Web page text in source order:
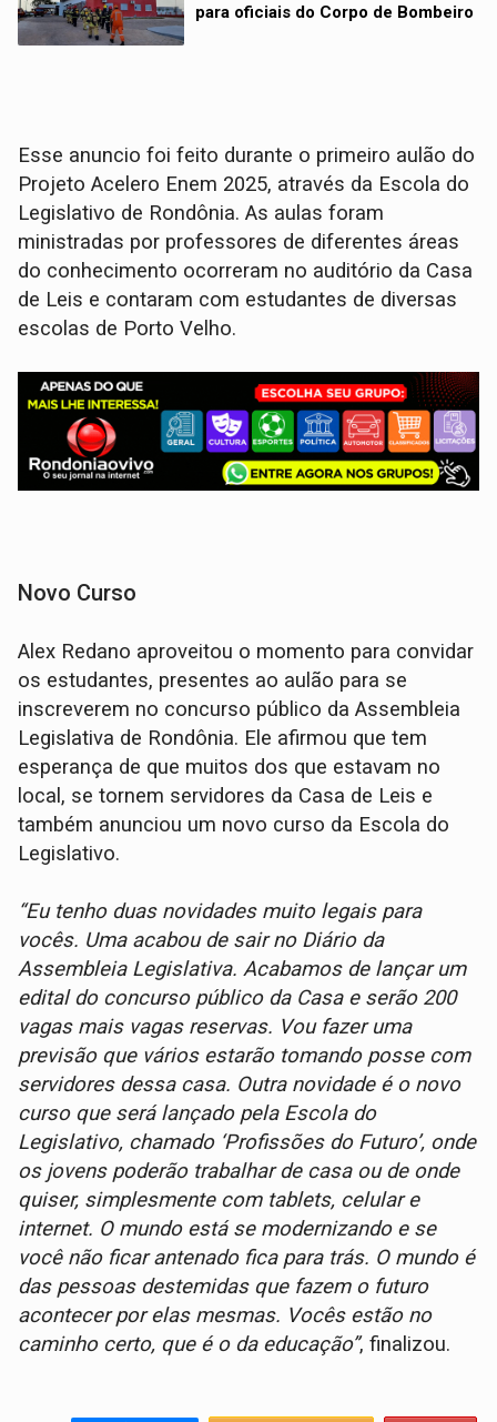
para oficiais do Corpo de Bombeiro
Esse anuncio foi feito durante o primeiro aulão do
Projeto Acelero Enem 2025, através da Escola do
Legislativo de Rondônia. As aulas foram
ministradas por professores de diferentes áreas
do conhecimento ocorreram no auditório da Casa
de Leis e contaram com estudantes de diversas
escolas de Porto Velho.
Novo Curso
Alex Redano aproveitou o momento para convidar
os estudantes, presentes ao aulão para se
inscreverem no concurso público da Assembleia
Legislativa de Rondônia. Ele afirmou que tem
esperança de que muitos dos que estavam no
local, se tornem servidores da Casa de Leis e
também anunciou um novo curso da Escola do
Legislativo.
“Eu tenho duas novidades muito legais para
vocês. Uma acabou de sair no Diário da
Assembleia Legislativa. Acabamos de lançar um
edital do concurso público da Casa e serão 200
vagas mais vagas reservas. Vou fazer uma
previsão que vários estarão tomando posse com
servidores dessa casa. Outra novidade é o novo
curso que será lançado pela Escola do
Legislativo, chamado ‘Profissões do Futuro’, onde
os jovens poderão trabalhar de casa ou de onde
quiser, simplesmente com tablets, celular e
internet. O mundo está se modernizando e se
você não ficar antenado fica para trás. O mundo é
das pessoas destemidas que fazem o futuro
acontecer por elas mesmas. Vocês estão no
caminho certo, que é o da educação”, finalizou.